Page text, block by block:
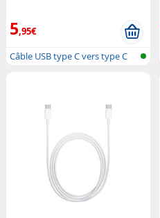
5,95€
Câble USB type C vers type C